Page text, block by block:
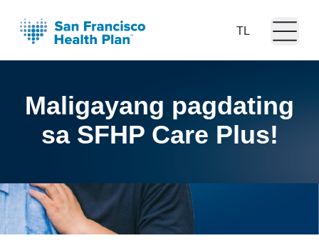
Language:Open
Maligayang pagdating
sa SFHP Care Plus!